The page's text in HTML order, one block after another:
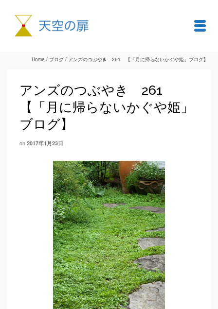
Home / ブログ / アンズのつぶやき 261 【「月に帰らないかぐや姫」ブログ】
アンズのつぶやき 261
【「月に帰らないかぐや姫」
ブログ】
on 2017年1月23日